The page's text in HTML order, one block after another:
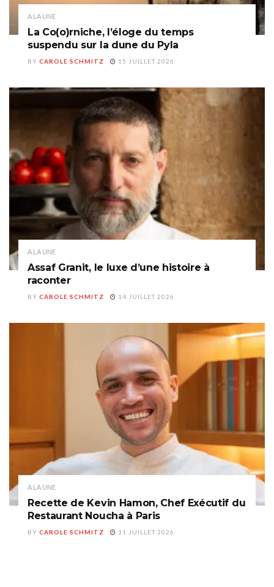
A LA UNE
La Co(o)rniche, l’éloge du temps
suspendu sur la dune du Pyla
BY CAROLE SCHMITZ 15 JUILLET 2026
A LA UNE
Assaf Granit, le luxe d’une histoire à
raconter
BY CAROLE SCHMITZ 14 JUILLET 2026
A LA UNE
Recette de Kevin Hamon, Chef Exécutif du
Restaurant Noucha à Paris
BY CAROLE SCHMITZ 11 JUILLET 2026